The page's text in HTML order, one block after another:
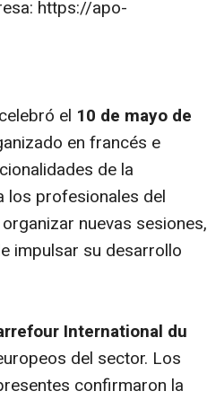
https://apo-
el 10 de mayo de
en francés e
de la
los profesionales del
nuevas sesiones,
impulsar su desarrollo
International du
del sector. Los
confirmaron la